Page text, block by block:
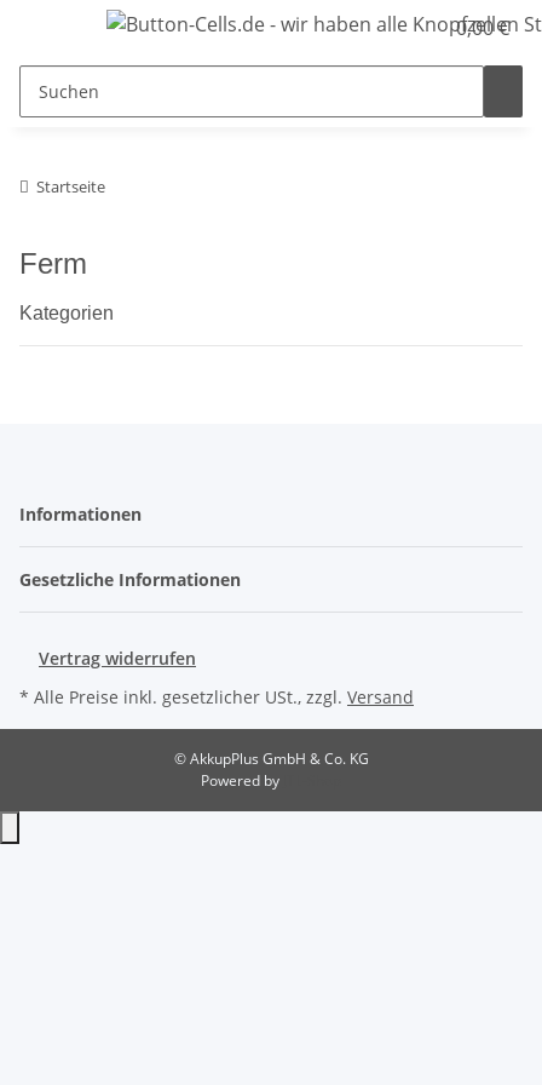
0,00 €
Startseite
Ferm
Kategorien
Informationen
Gesetzliche Informationen
Vertrag widerrufen
* Alle Preise inkl. gesetzlicher USt., zzgl. Versand
© AkkupPlus GmbH & Co. KG
Powered by